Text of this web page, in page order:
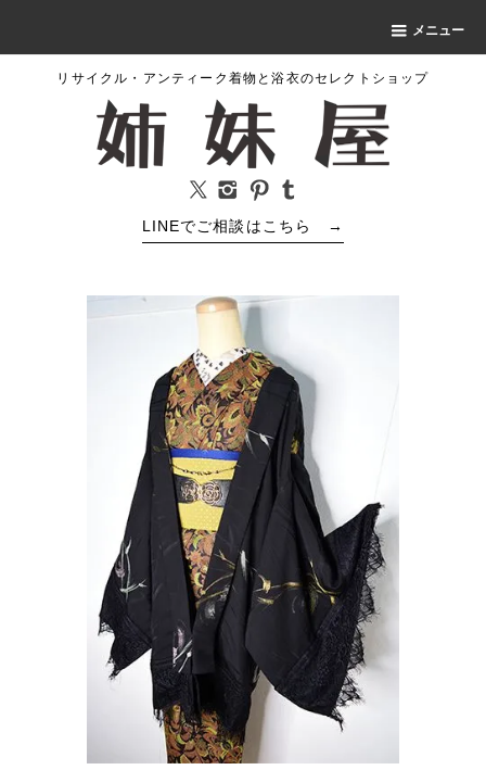
メニュー
リサイクル・アンティーク着物と浴衣のセレクトショップ
LINEでご相談はこちら →